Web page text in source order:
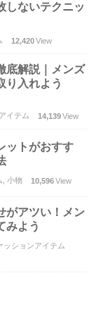
しないテクニッ
12,420View
底解説｜メンズ
り入れよう
イテム 14,139View
ットがおすす
小物 10,596View
がアツい！メン
みよう
ッションアイテム